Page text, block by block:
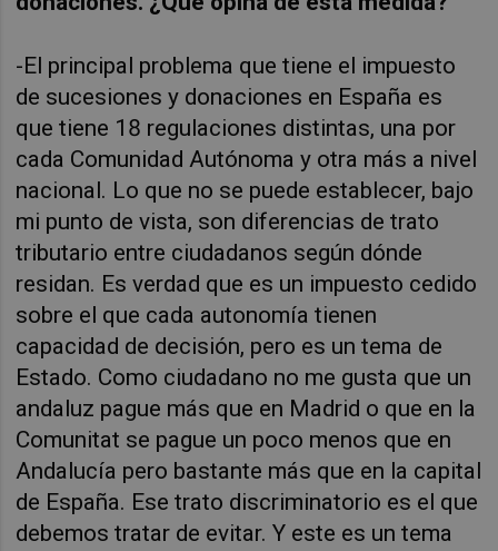
-El principal problema que tiene el impuesto
de sucesiones y donaciones en España es
que tiene 18 regulaciones distintas, una por
cada Comunidad Autónoma y otra más a nivel
nacional. Lo que no se puede establecer, bajo
mi punto de vista, son diferencias de trato
tributario entre ciudadanos según dónde
residan. Es verdad que es un impuesto cedido
sobre el que cada autonomía tienen
capacidad de decisión, pero es un tema de
Estado. Como ciudadano no me gusta que un
andaluz pague más que en Madrid o que en la
Comunitat se pague un poco menos que en
Andalucía pero bastante más que en la capital
de España. Ese trato discriminatorio es el que
debemos tratar de evitar. Y este es un tema